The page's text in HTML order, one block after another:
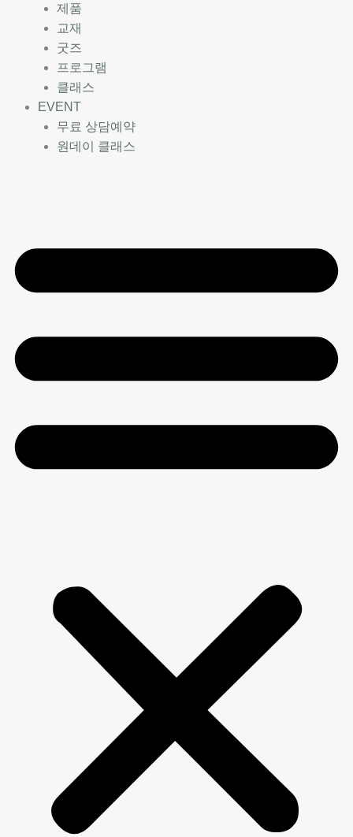
제품
교재
굿즈
프로그램
클래스
EVENT
무료 상담예약
원데이 클래스